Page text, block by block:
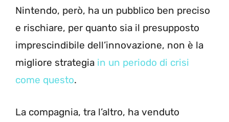
Nintendo, però, ha un pubblico ben preciso
e rischiare, per quanto sia il presupposto
imprescindibile dell’innovazione, non è la
migliore strategia in un periodo di crisi
come questo.
La compagnia, tra l’altro, ha venduto